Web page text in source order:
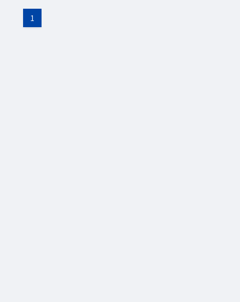
1